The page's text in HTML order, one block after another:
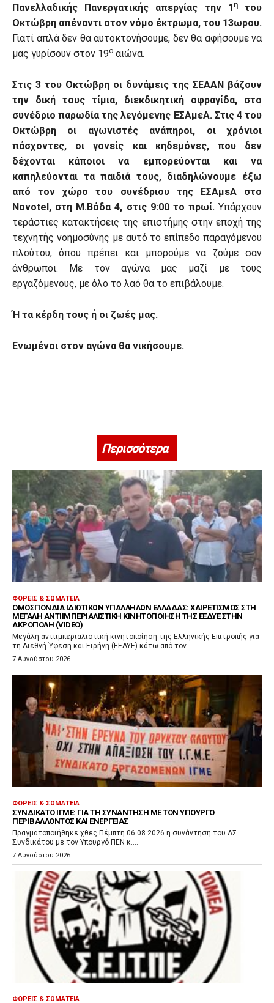
Πανελλαδικής Πανεργατικής απεργίας την 1 ητου
Οκτώβρη απέναντι στον νόμο έκτρωμα, του 13ωρου.
Γιατί απλά δεν θα αυτοκτονήσουμε, δεν θα αφήσουμε να
μας γυρίσουν στον 19ο αιώνα.
Στις 3 του Οκτώβρη οι δυνάμεις της ΣΕΑΑΝ βάζουν
την δική τους τίμια, διεκδικητική σφραγίδα, στο
συνέδριο παρωδία της λεγόμενης ΕΣΑμεΑ. Στις 4 του
Οκτώβρη οι αγωνιστές ανάπηροι, οι χρόνιοι
πάσχοντες, οι γονείς και κηδεμόνες, που δεν
δέχονται κάποιοι να εμπορεύονται και να
καπηλεύονται τα παιδιά τους, διαδηλώνουμε έξω
από τον χώρο του συνέδριου της ΕΣΑμεΑ στο
Novotel, στη Μ.Βόδα 4, στις 9:00 το πρωί.Υπάρχουν
τεράστιες κατακτήσεις της επιστήμης στην εποχή της
τεχνητής νοημοσύνης με αυτό το επίπεδο παραγόμενου
πλούτου, όπου πρέπει και μπορούμε να ζούμε σαν
άνθρωποι. Με τον αγώνα μας μαζί με τους
εργαζόμενους, με όλο το λαό θα το επιβάλουμε.
Ή τα κέρδη τους ή οι ζωές μας.
Ενωμένοι στον αγώνα θα νικήσουμε.
Περισσότερα
ΦΟΡΕΊΣ & ΣΩΜΑΤΕΊΑ
ΟΜΟΣΠΟΝΔΊΑ ΙΔΙΩΤΙΚΏΝ ΥΠΑΛΛΉΛΩΝ ΕΛΛΆΔΑΣ: ΧΑΙΡΕΤΙΣΜΌΣ ΣΤΗ
ΜΕΓΆΛΗ ΑΝΤΙΙΜΠΕΡΙΑΛΙΣΤΙΚΉ ΚΙΝΗΤΟΠΟΊΗΣΗ ΤΗΣ ΕΕΔΥΕ ΣΤΗΝ
ΑΚΡΌΠΟΛΗ (VIDEO)
Μεγάλη αντιιμπεριαλιστική κινητοποίηση της Ελληνικής Επιτροπής για
τη Διεθνή Ύφεση και Ειρήνη (ΕΕΔΥΕ) κάτω από τον...
7 Αυγούστου 2026
ΦΟΡΕΊΣ & ΣΩΜΑΤΕΊΑ
ΣΥΝΔΙΚΆΤΟ ΙΓΜΕ: ΓΙΑ ΤΗ ΣΥΝΆΝΤΗΣΗ ΜΕ ΤΟΝ ΥΠΟΥΡΓΌ
ΠΕΡΙΒΆΛΛΟΝΤΟΣ ΚΑΙ ΕΝΈΡΓΕΙΑΣ
Πραγματοποιήθηκε χθες Πέμπτη 06.08.2026 η συνάντηση του ΔΣ
Συνδικάτου με τον Υπουργό ΠΕΝ κ....
7 Αυγούστου 2026
ΦΟΡΕΊΣ & ΣΩΜΑΤΕΊΑ